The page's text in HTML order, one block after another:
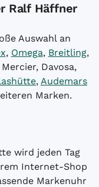
Ralf Häffner
Auswahl an
, Omega, Breitling,
Davosa,
, Audemars
Marken.
wird jeden Tag
Internet-Shop
Markenuhr